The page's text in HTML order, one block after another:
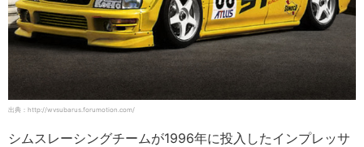
出典：http://wvsubarus.forumotion.com/
シムスレーシングチームが1996年に投入したインプレッサ